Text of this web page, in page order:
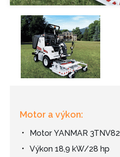
Motor a výkon:
Motor YANMAR 3TNV82
Výkon 18,9 kW/28 hp